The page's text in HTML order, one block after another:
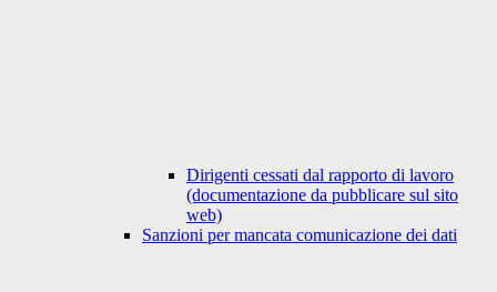
Dirigenti cessati dal rapporto di lavoro
(documentazione da pubblicare sul sito
web)
Sanzioni per mancata comunicazione dei dati